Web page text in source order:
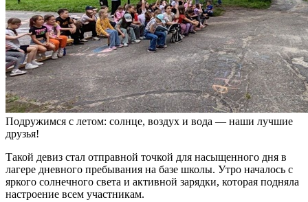
Подружимся с летом: солнце, воздух и вода — наши лучшие
друзья!
Такой девиз стал отправной точкой для насыщенного дня в
лагере дневного пребывания на базе школы. Утро началось с
яркого солнечного света и активной зарядки, которая подняла
настроение всем участникам.